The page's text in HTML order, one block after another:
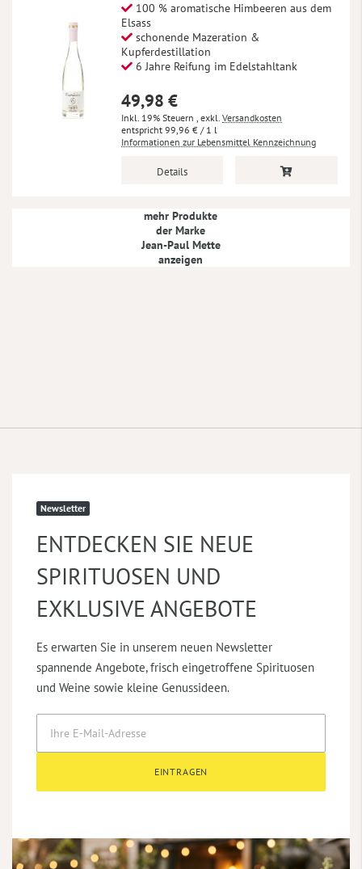
100 % aromatische Himbeeren aus dem
Elsass
schonende Mazeration &
Kupferdestillation
6 Jahre Reifung im Edelstahltank
49,98 €
Inkl. 19% Steuern , exkl. Versandkosten
99,96 € / 1 l
Informationen zur Lebensmittel Kennzeichnung
Details
mehr Produkte
der Marke
Jean-Paul Mette
anzeigen
Newsletter
ENTDECKEN SIE NEUE
SPIRITUOSEN UND
EXKLUSIVE ANGEBOTE
Es erwarten Sie in unserem neuen Newsletter
spannende Angebote, frisch eingetroffene Spirituosen
und Weine sowie kleine Genussideen.
EINTRAGEN